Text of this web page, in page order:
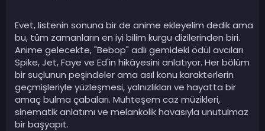
Evet, listenin sonuna bir de anime ekleyelim dedik ama
bu, tüm zamanların en iyi bilim kurgu dizilerinden biri.
Anime gelecekte, "Bebop" adlı gemideki ödül avcıları
Spike, Jet, Faye ve Ed'in hikâyesini anlatıyor. Her bölüm
bir suçlunun peşindeler ama asıl konu karakterlerin
geçmişleriyle yüzleşmesi, yalnızlıkları ve hayatta bir
amaç bulma çabaları. Muhteşem caz müzikleri,
sinematik anlatımı ve melankolik havasıyla unutulmaz
bir başyapıt.